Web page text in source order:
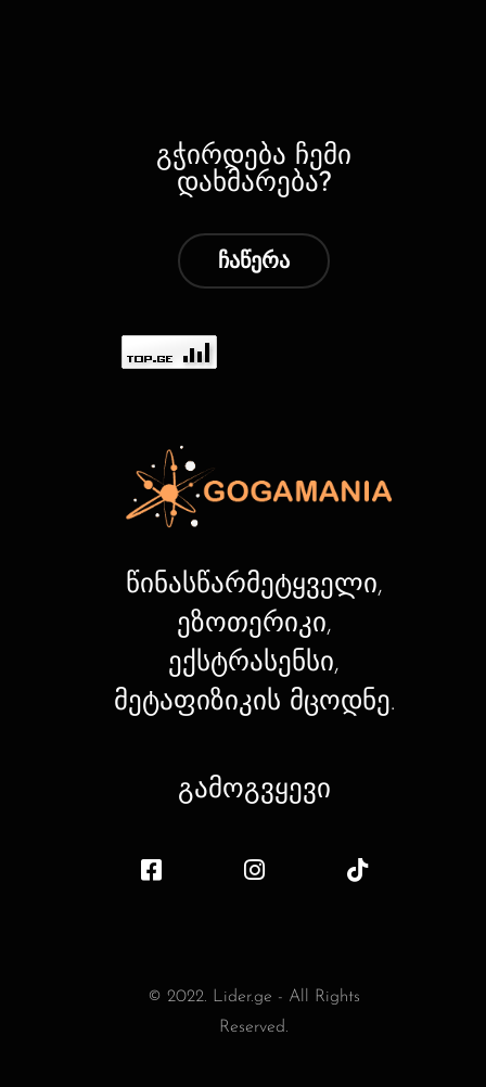
გჭირდება ჩემი
დახმარება?
ჩაწერა
წინასწარმეტყველი,
ეზოთერიკი,
ექსტრასენსი,
მეტაფიზიკის მცოდნე.
გამოგვყევი
© 2022. Lider.ge - All Rights
Reserved.